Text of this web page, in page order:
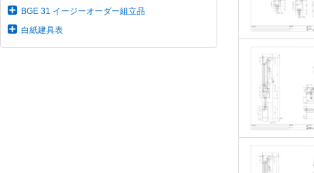
BGE 31 イージーオーダー組立品
白紙建具表